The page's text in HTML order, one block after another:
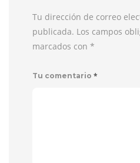
Tu dirección de correo
publicada. Los campos
marcados con *
Tu comentario *